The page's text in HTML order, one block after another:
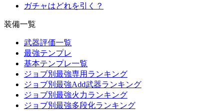
ガチャはどれを引く？
装備一覧
武器評価一覧
最強テンプレ
基本テンプレ一覧
ジョブ別最強専用ランキング
ジョブ別最強Add武器ランキング
ジョブ別最強火力ランキング
ジョブ別最強多段化ランキング